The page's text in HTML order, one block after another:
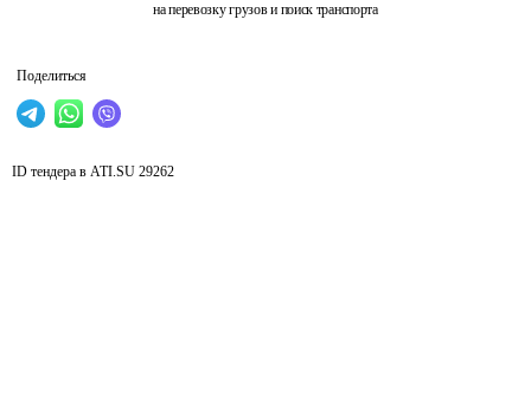
на перевозку грузов и поиск транспорта
Поделиться
ID тендера в ATI.SU 29262